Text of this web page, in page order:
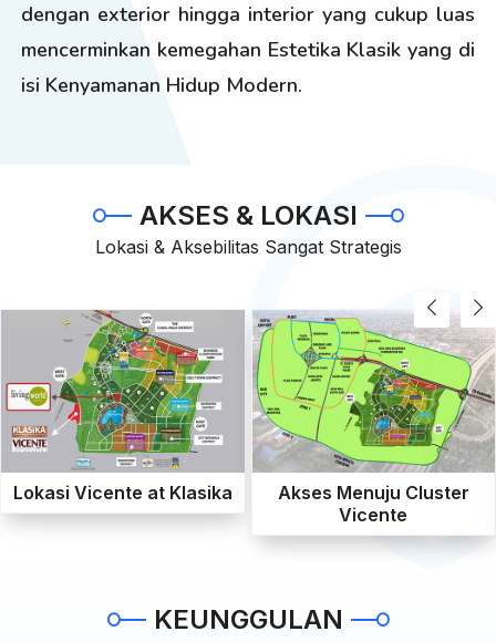
dengan exterior hingga interior yang cukup luas
mencerminkan kemegahan Estetika Klasik yang di
isi Kenyamanan Hidup Modern.
AKSES & LOKASI
Lokasi & Aksebilitas Sangat Strategis
Lokasi Vicente at Klasika
Akses Menuju Cluster
Vicente
KEUNGGULAN